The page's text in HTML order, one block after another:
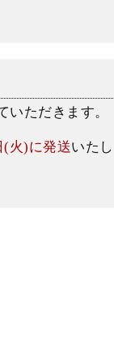
ただきます。
(火)に発送いたし